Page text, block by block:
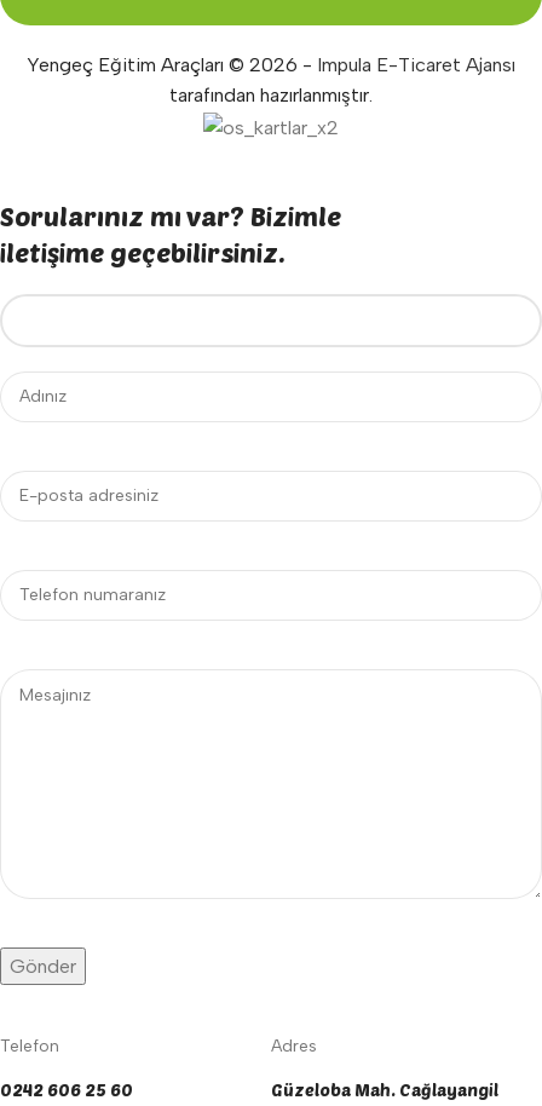
Yengeç Eğitim Araçları © 2026 - Impula E-Ticaret Ajansı
tarafından hazırlanmıştır.
Sorularınız mı var? Bizimle
iletişime geçebilirsiniz.
Telefon
0242 606 25 60
Adres
Güzeloba Mah. Cağlayangil